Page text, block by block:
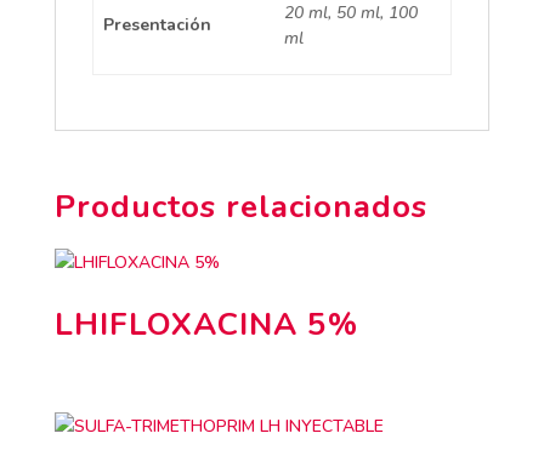
Presentación
20 ml, 50 ml, 100
ml
Productos relacionados
LHIFLOXACINA 5%